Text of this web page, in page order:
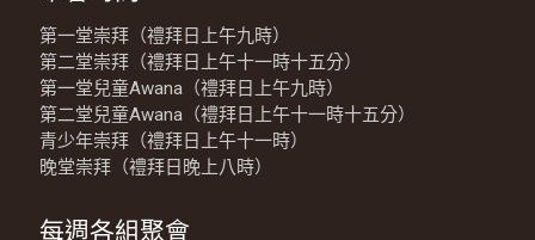
第一堂崇拜（禮拜日上午九時）
第二堂崇拜（禮拜日上午十一時十五分）
第一堂兒童Awana（禮拜日上午九時）
第二堂兒童Awana（禮拜日上午十一時十五分）
青少年崇拜（禮拜日上午十一時）
晚堂崇拜（禮拜日晚上八時）
每週各組聚會